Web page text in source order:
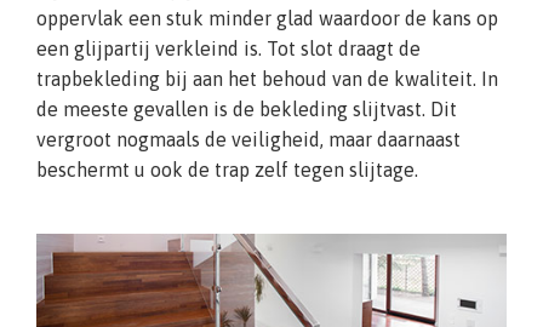
oppervlak een stuk minder glad waardoor de kans op
een glijpartij verkleind is. Tot slot draagt de
trapbekleding bij aan het behoud van de kwaliteit. In
de meeste gevallen is de bekleding slijtvast. Dit
vergroot nogmaals de veiligheid, maar daarnaast
beschermt u ook de trap zelf tegen slijtage.